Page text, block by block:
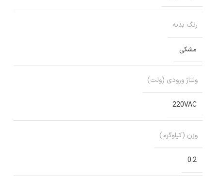
رنگ بدنه
مشکی
ولتاژ ورودی (ولت)
220VAC
وزن (کیلوگرم)
0.2